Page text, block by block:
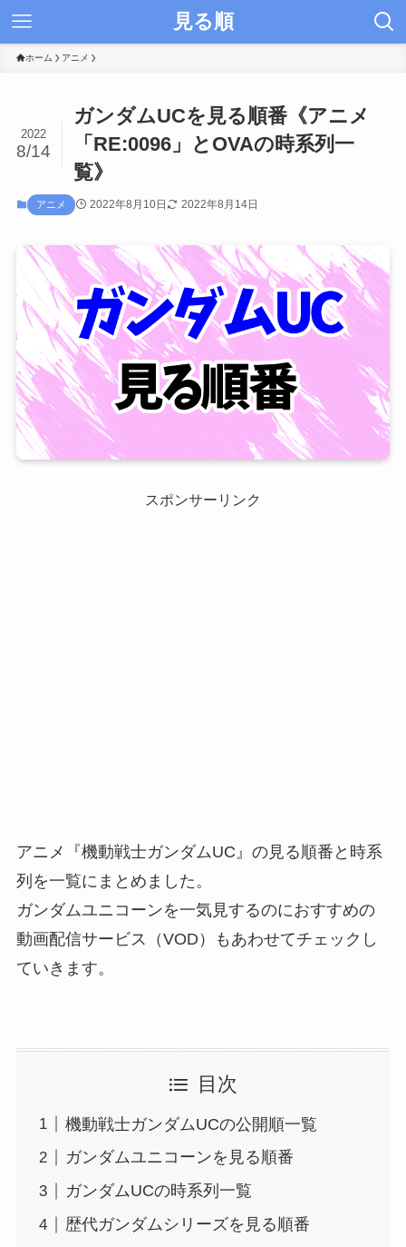
見る順
ホーム アニメ
ガンダムUCを見る順番《アニメ
「RE:0096」とOVAの時系列一
覧》
2022
8/14
アニメ 2022年8月10日 2022年8月14日
スポンサーリンク
アニメ『機動戦士ガンダムUC』の見る順番と時系
列を一覧にまとめました。
ガンダムユニコーンを一気見するのにおすすめの
動画配信サービス（VOD）もあわせてチェックし
ていきます。
目次
機動戦士ガンダムUCの公開順一覧
ガンダムユニコーンを見る順番
ガンダムUCの時系列一覧
歴代ガンダムシリーズを見る順番